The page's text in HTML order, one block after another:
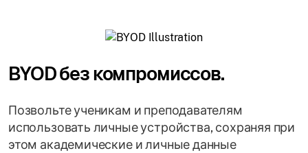
BYOD без компромиссов.
Позвольте ученикам и преподавателям
использовать личные устройства, сохраняя при
этом академические и личные данные